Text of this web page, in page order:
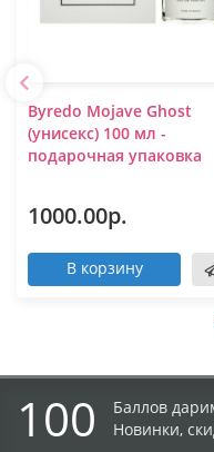
Byredo Mojave Ghost
(унисекс) 100 мл -
подарочная упаковка
1000.00р.
В корзину
100
Баллов
Новинки,